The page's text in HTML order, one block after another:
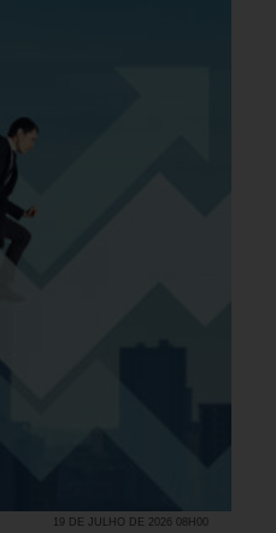
19 DE JULHO DE 2026 08H00